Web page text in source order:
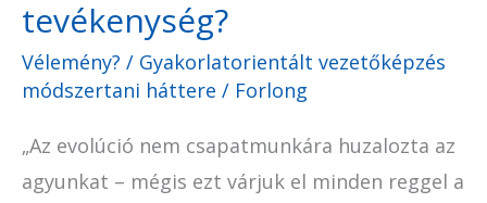
tevékenység?
Vélemény? / Gyakorlatorientált vezetőképzés
módszertani háttere / Forlong
„Az evolúció nem csapatmunkára huzalozta az
agyunkat – mégis ezt várjuk el minden reggel a